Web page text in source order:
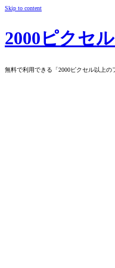
Skip to content
2000ピクセ
無料で利用できる「2000ピクセル以上の